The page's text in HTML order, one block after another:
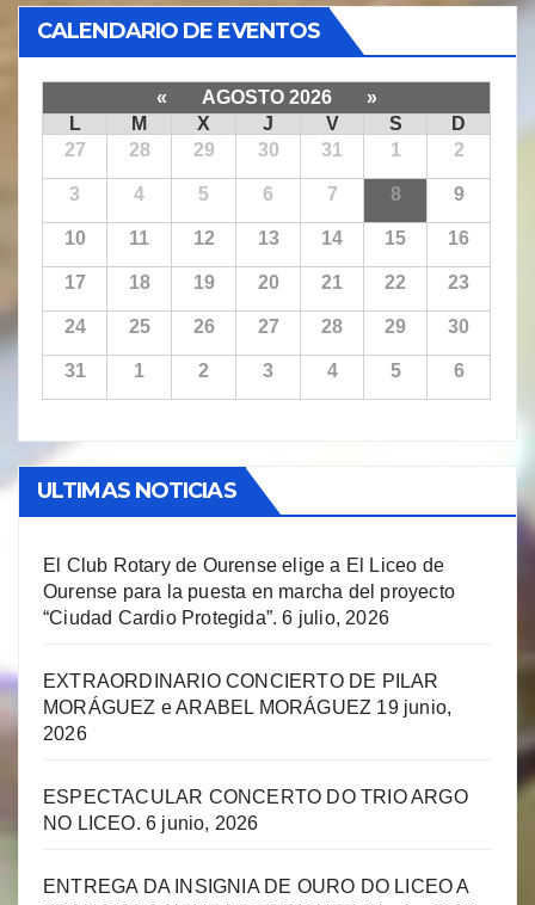
CALENDARIO DE EVENTOS
« AGOSTO 2026
»
L
M X J V S
D
27
28 29 30 31 1 2
3 4 5 6 7 8 9
10 11 12 13 14 15 16
17 18 19 20 21 22 23
24 25 26 27 28 29 30
31 1 2 3 4 5 6
ULTIMAS NOTICIAS
El Club Rotary de Ourense elige a El Liceo de
Ourense para la puesta en marcha del proyecto
“Ciudad Cardio Protegida”. 6 julio, 2026
EXTRAORDINARIO CONCIERTO DE PILAR
MORÁGUEZ e ARABEL MORÁGUEZ 19 junio,
2026
ESPECTACULAR CONCERTO DO TRIO ARGO
NO LICEO. 6 junio, 2026
ENTREGA DA INSIGNIA DE OURO DO LICEO A